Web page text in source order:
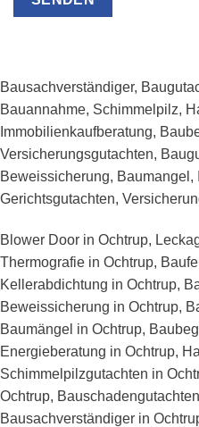
Bausachverständiger,
Bauannahme, Schimmelpilz,
Immobilienkaufberatung,
Versicherungsgutachten,
Beweissicherung, Baumangel,
Gerichtsgutachten,
Blower Door in Ochtrup,
Thermografie in Ochtrup,
Kellerabdichtung in Ochtrup,
Beweissicherung in Ochtrup,
Baumängel in Ochtrup,
Energieberatung in Ochtrup,
Schimmelpilzgutachten in
Ochtrup,
Bausachverständiger in